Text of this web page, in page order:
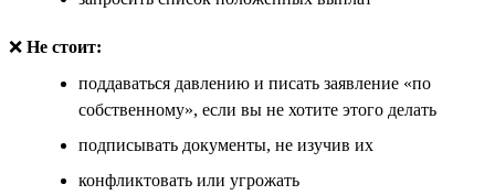
❌ Не стоит:
поддаваться давлению и писать заявление «по
собственному», если вы не хотите этого делать
подписывать документы, не изучив их
конфликтовать или угрожать